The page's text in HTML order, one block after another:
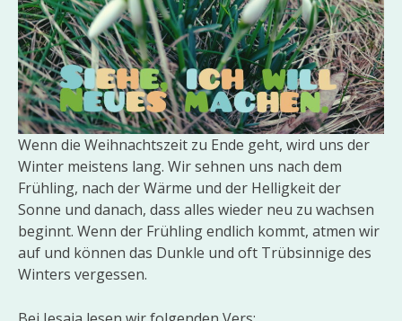
Wenn die Weihnachtszeit zu Ende geht, wird uns der
Winter meistens lang. Wir sehnen uns nach dem
Frühling, nach der Wärme und der Helligkeit der
Sonne und danach, dass alles wieder neu zu wachsen
beginnt. Wenn der Frühling endlich kommt, atmen wir
auf und können das Dunkle und oft Trübsinnige des
Winters vergessen.